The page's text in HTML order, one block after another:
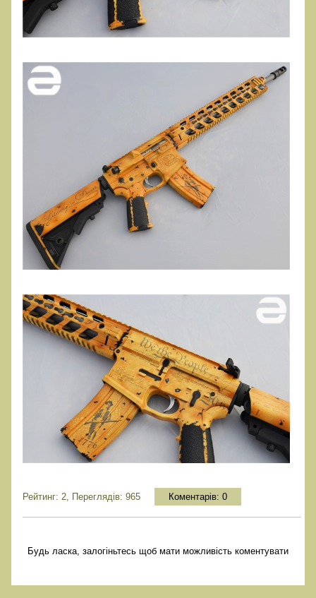
Рейтинг: 2, Переглядів: 965 Коментарів: 0
Будь ласка, залогіньтесь щоб мати можливість коментувати